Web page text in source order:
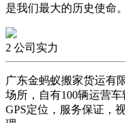
是我们最大的历史使命。
2 公司实力
广东金蚂蚁搬家货运有
场所，自有100辆运营
GPS定位，服务保证，